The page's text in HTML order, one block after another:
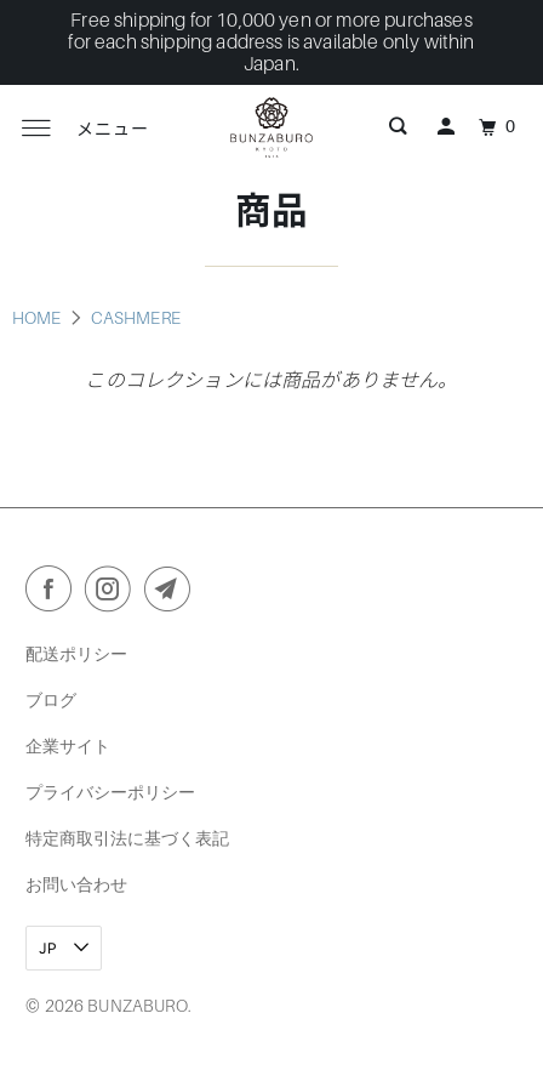
Free shipping for 10,000 yen or more purchases
for each shipping address is available only within
Japan.
商品
HOME CASHMERE
このコレクションには商品がありません。
配送ポリシー
ブログ
企業サイト
プライバシーポリシー
特定商取引法に基づく表記
お問い合わせ
JP
© 2026 BUNZABURO.
メニュー 0